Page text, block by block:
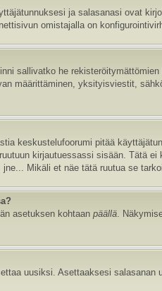
ja salasanasi ovat
omistajalla on
sallivatko he
määrittäminen, yksityisviestit,
keskustelufoorumi pitää
kirjautuessassi sisään. Tätä
Mikäli et näe tätä ruutua se
asetuksen kohtaanpäällä.
uusiksi. Asettaaksesi salasanan